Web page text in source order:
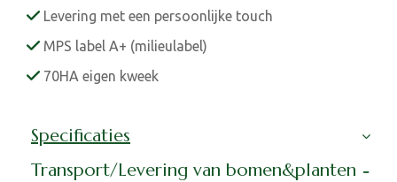
Levering met een persoonlijke touch
MPS label A+ (milieulabel)
70HA eigen kweek
Specificaties
Transport/Levering van bomen&planten